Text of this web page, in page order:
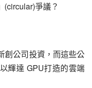
爭議？
創公司投資，而這些公
輝達 GPU打造的雲端